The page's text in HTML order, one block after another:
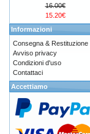
16.00€
15.20€
Informazioni
Consegna & Restituzione
Avviso privacy
Condizioni d'uso
Contattaci
Accettiamo